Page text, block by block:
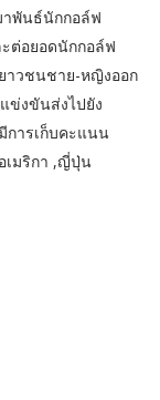
าพันธ์นักกอล์ฟ
ต่อยอดนักกอล์ฟ
าวชนชาย-หญิงออก
ข่งขันส่งไปยัง
การเก็บคะแนน
เมริกา ,ญี่ปุ่น